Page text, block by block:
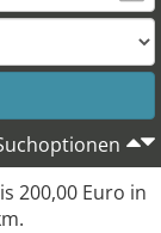
200,00 Euro in